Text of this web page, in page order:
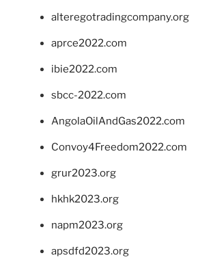
alteregotradingcompany.org
aprce2022.com
ibie2022.com
sbcc-2022.com
AngolaOilAndGas2022.com
Convoy4Freedom2022.com
grur2023.org
hkhk2023.org
napm2023.org
apsdfd2023.org